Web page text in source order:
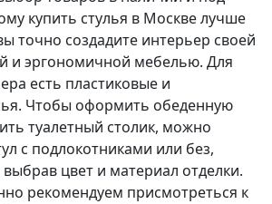
купить стулья в Москве лучше
точно создадите интерьер своей
и эргономичной мебелью. Для
есть пластиковые и
Чтобы оформить обеденную
туалетный столик, можно
с подлокотниками или без,
цвет и материал отделки.
рекомендуем присмотреться к